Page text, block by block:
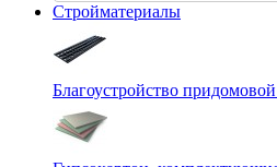
Стройматериалы
Благоустройство